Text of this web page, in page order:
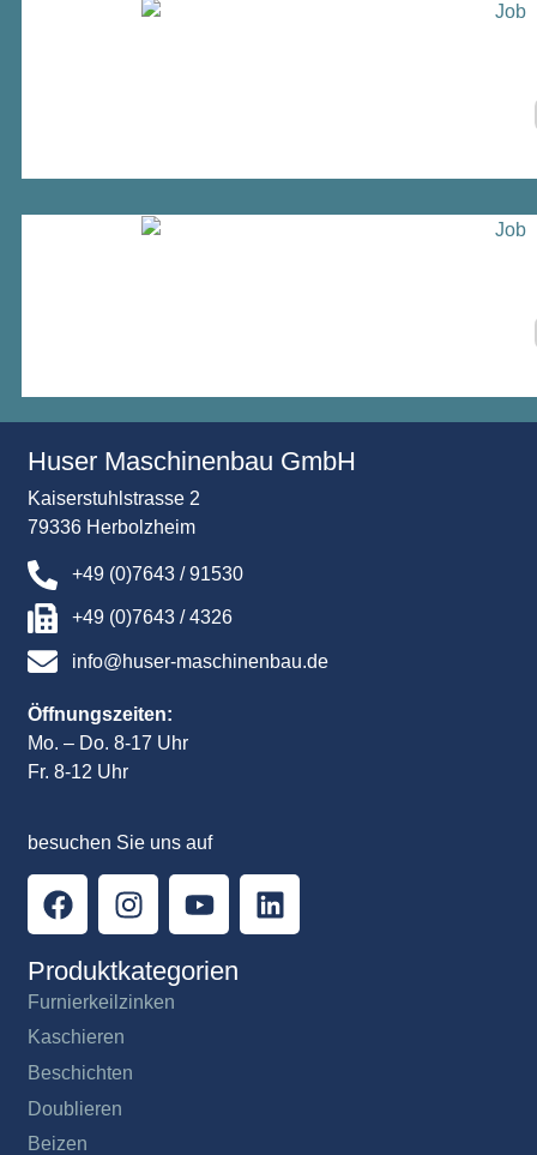
Huser Maschinenbau GmbH
Kaiserstuhlstrasse 2
79336 Herbolzheim
+49 (0)7643 / 91530
+49 (0)7643 / 4326
info@huser-maschinenbau.de
Öffnungszeiten:
Mo. – Do. 8-17 Uhr
Fr. 8-12 Uhr
besuchen Sie uns auf
Produktkategorien
Furnierkeilzinken
Kaschieren
Beschichten
Doublieren
Beizen